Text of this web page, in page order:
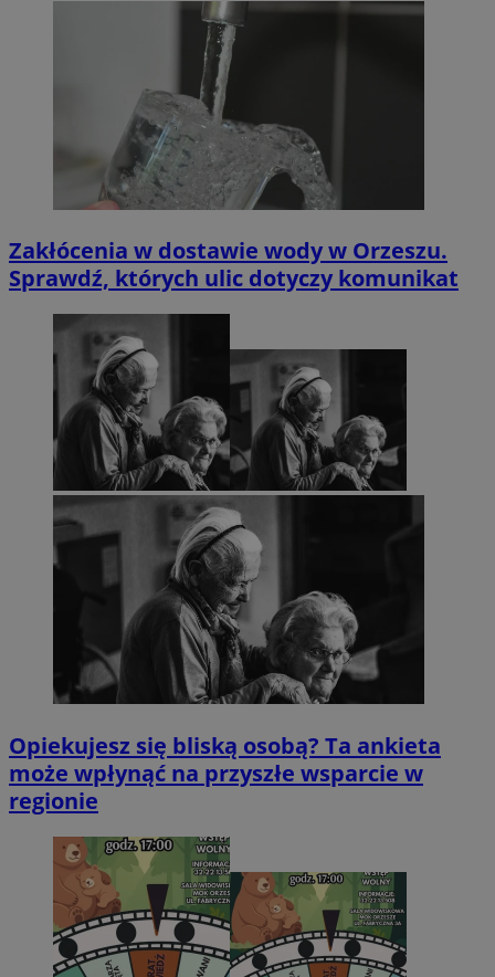
Zakłócenia w dostawie wody w Orzeszu.
Sprawdź, których ulic dotyczy komunikat
Opiekujesz się bliską osobą? Ta ankieta
może wpłynąć na przyszłe wsparcie w
regionie